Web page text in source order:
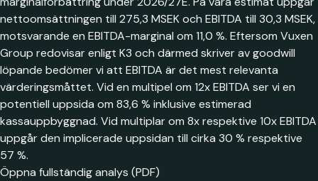
nettoomsättningen till 275,3 MSEK och EBITDA till 30,3 MSEK,
motsvarande en EBITDA-marginal om 11,0 %. Eftersom Vuxen
Group redovisar enligt K3 och därmed skriver av goodwill
löpande bedömer vi att EBITDA är det mest relevanta
värderingsmåttet. Vid en multipel om 12x EBITDA ser vi en
potentiell uppsida om 83,6 % inklusive estimerad
kassauppbyggnad. Vid multiplar om 8x respektive 10x EBITDA
uppgår den implicerade uppsidan till cirka 30 % respektive
57 %.
Öppna fullständig analys (PDF)